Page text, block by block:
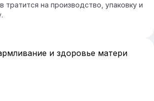
на производство, упаковку и